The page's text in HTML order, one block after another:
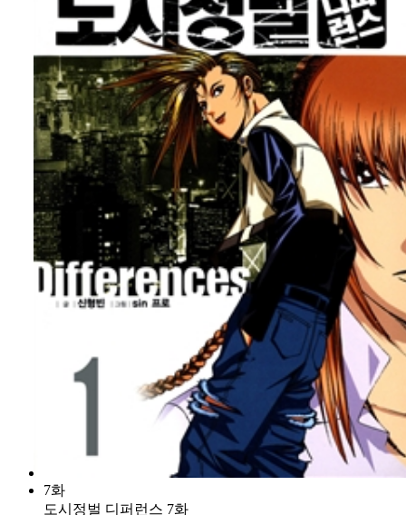
7화
도시정벌 디퍼런스 7화